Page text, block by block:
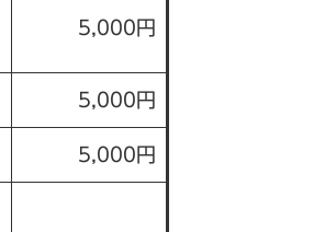
5,000円
5,000円
5,000円